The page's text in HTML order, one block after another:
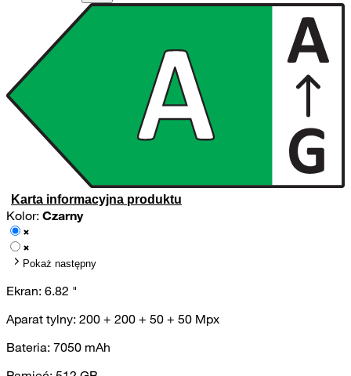
Karta informacyjna produktu
Kolor: Czarny
Pokaż następny
Ekran: 6.82 "
Aparat tylny: 200 + 200 + 50 + 50 Mpx
Bateria: 7050 mAh